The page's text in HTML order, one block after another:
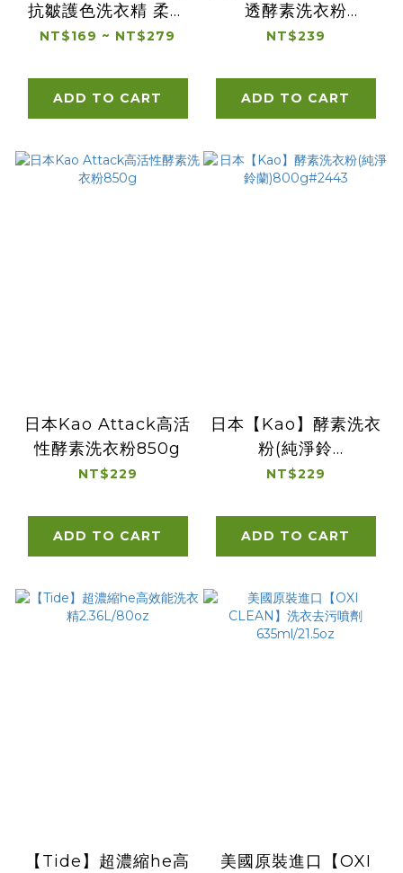
抗皺護色洗衣精 柔和
花香/植物清香 瓶裝
補充包810g
NT$169 ~ NT$279
ADD TO CART
透酵素洗衣粉
800g#2436
NT$239
ADD TO CART
日本Kao Attack高活
性酵素洗衣粉850g
NT$229
ADD TO CART
日本【Kao】酵素洗衣
粉(純淨鈴
蘭)800g#2443
NT$229
ADD TO CART
【Tide】超濃縮he高
美國原裝進口【OXI